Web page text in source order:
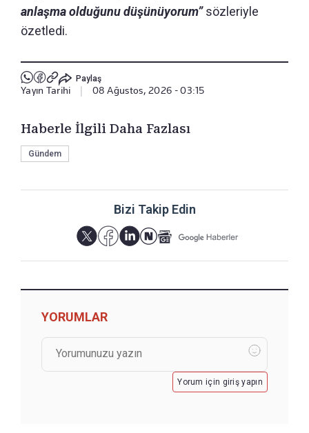
anlaşma olduğunu düşünüyorum”sözleriyle
özetledi.
Paylaş
Yayın Tarihi 08 Ağustos, 2026 - 03:15
Haberle İlgili Daha Fazlası
Gündem
Bizi Takip Edin
YORUMLAR
Yorum için giriş yapın